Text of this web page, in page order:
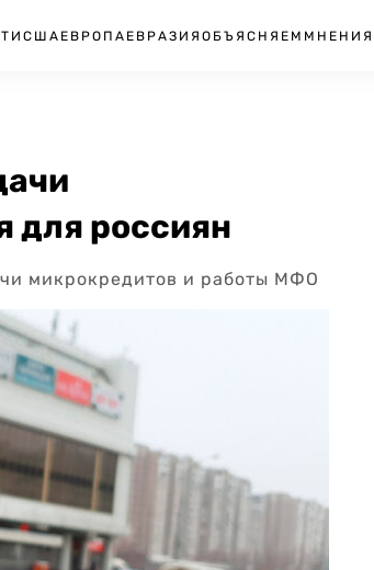
США ЕВРОПА ЕВРАЗИЯ ОБЪЯСНЯЕМ МНЕНИЯ
для россиян
микрокредитов и работы МФО